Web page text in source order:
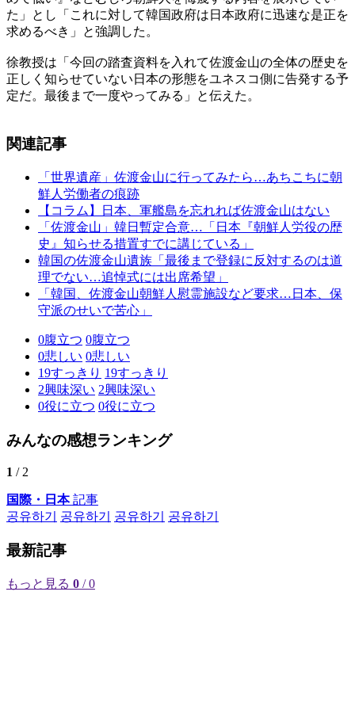
た」とし「これに対して韓国政府は日本政府に迅速な是正を
求めるべき」と強調した。
徐教授は「今回の踏査資料を入れて佐渡金山の全体の歴史を
正しく知らせていない日本の形態をユネスコ側に告発する予
定だ。最後まで一度やってみる」と伝えた。
関連記事
「世界遺産」佐渡金山に行ってみたら…あちこちに朝
鮮人労働者の痕跡
【コラム】日本、軍艦島を忘れれば佐渡金山はない
「佐渡金山」韓日暫定合意…「日本『朝鮮人労役の歴
史』知らせる措置すでに講じている」
韓国の佐渡金山遺族「最後まで登録に反対するのは道
理でない…追悼式には出席希望」
「韓国、佐渡金山朝鮮人慰霊施設など要求…日本、保
守派のせいで苦心」
0腹立つ 0腹立つ
0悲しい 0悲しい
19すっきり 19すっきり
2興味深い 2興味深い
0役に立つ 0役に立つ
みんなの感想ランキング
1 / 2
国際・日本記事
공유하기
공유하기 공유하기 공유하기
最新記事
もっと見る 0 / 0